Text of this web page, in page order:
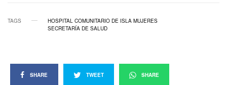
TAGS
HOSPITAL COMUNITARIO DE ISLA MUJERES
SECRETARÍA DE SALUD
SHARE TWEET SHARE